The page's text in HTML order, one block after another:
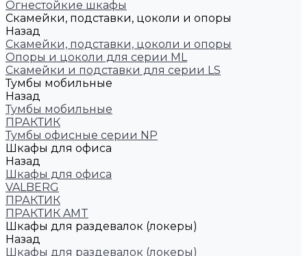
Огнестойкие шкафы
Скамейки, подставки, цоколи и опоры
Назад
Скамейки, подставки, цоколи и опоры
Опоры и цоколи для серии ML
Скамейки и подставки для серии LS
Тумбы мобильные
Назад
Тумбы мобильные
ПРАКТИК
Тумбы офисные серии NP
Шкафы для офиса
Назад
Шкафы для офиса
VALBERG
ПРАКТИК
ПРАКТИК AMT
Шкафы для раздевалок (локеры)
Назад
Шкафы для раздевалок (локеры)